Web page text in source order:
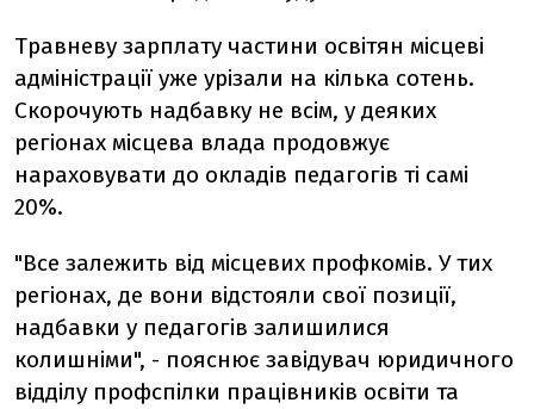
Травневу зарплату частини освітян місцеві
адміністрації уже урізали на кілька сотень.
Скорочують надбавку не всім, у деяких
регіонах місцева влада продовжує
нараховувати до окладів педагогів ті самі
20%.
"Все залежить від місцевих профкомів. У тих
регіонах, де вони відстояли свої позиції,
надбавки у педагогів залишилися
колишніми", - пояснює завідувач юридичного
відділу профспілки працівників освіти та